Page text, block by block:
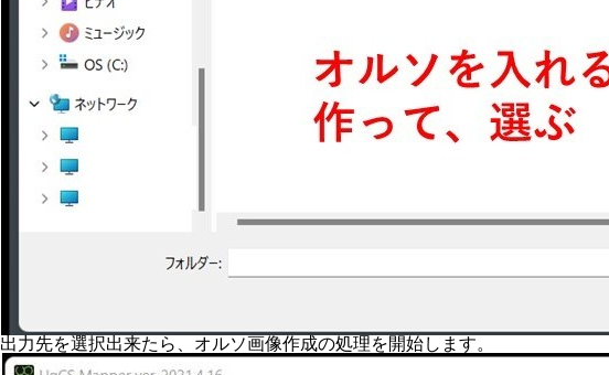
出力先を選択出来たら、オルソ画像作成の処理を開始します。